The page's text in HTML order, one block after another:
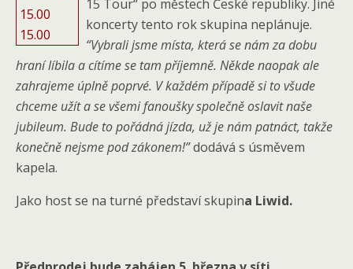
15.00
15.00
15 Tour“ po městech České republiky. Jiné
koncerty tento rok skupina neplánuje.
“Vybrali jsme místa, která se nám za dobu
hraní líbila a cítíme se tam příjemně. Někde naopak ale
zahrajeme úplně poprvé. V každém případě si to všude
chceme užít a se všemi fanoušky společně oslavit naše
jubileum. Bude to pořádná jízda, už je nám patnáct, takže
konečně nejsme pod zákonem!”dodává s úsměvem
kapela.
Jako host se na turné představí skupina Liwid.